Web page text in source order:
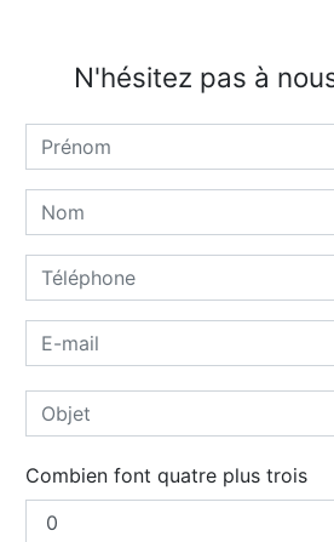
N'hésitez pas à
Combien font quatre plus trois